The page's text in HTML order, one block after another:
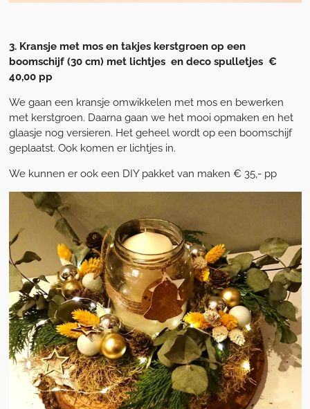
3. Kransje met mos en takjes kerstgroen op een
boomschijf (30 cm) met lichtjes en deco spulletjes €
40,00 pp
We gaan een kransje omwikkelen met mos en bewerken
met kerstgroen. Daarna gaan we het mooi opmaken en het
glaasje nog versieren. Het geheel wordt op een boomschijf
geplaatst. Ook komen er lichtjes in.
We kunnen er ook een DIY pakket van maken € 35,- pp